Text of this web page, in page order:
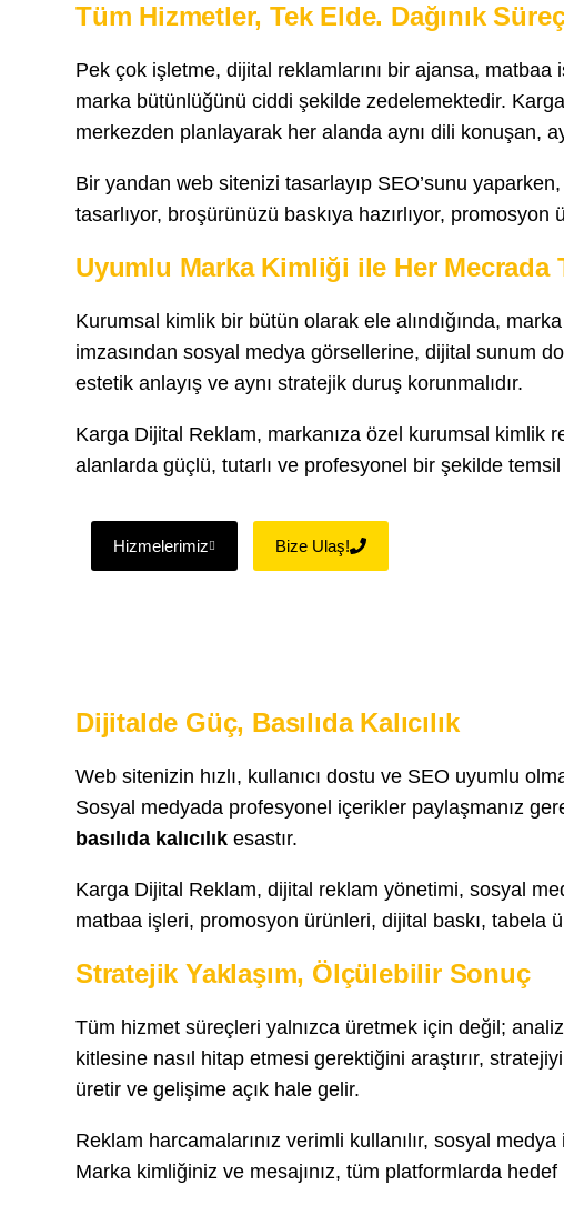
Tüm Hizmetler, Tek Elde. Dağınık
Pek çok işletme, dijital reklamlarını bir ajansa,
marka bütünlüğünü ciddi şekilde zedelemektedir.
merkezden planlayarak her alanda aynı dili konuşan,
Bir yandan web sitenizi tasarlayıp SEO’sunu
tasarlıyor, broşürünüzü baskıya hazırlıyor,
Uyumlu Marka Kimliği ile Her Mecrada
Kurumsal kimlik bir bütün olarak ele alındığında,
imzasından sosyal medya görsellerine, dijital sunum
estetik anlayış ve aynı stratejik duruş korunmalıdır.
Karga Dijital Reklam, markanıza özel kurumsal kimlik
alanlarda güçlü, tutarlı ve profesyonel bir şekilde temsil
Hizmelerimiz Bize Ulaş!
Dijitalde Güç, Basılıda Kalıcılık
Web sitenizin hızlı, kullanıcı dostu ve SEO uyumlu
Sosyal medyada profesyonel içerikler paylaşmanız
basılıda kalıcılık esastır.
Karga Dijital Reklam, dijital reklam yönetimi, sosyal
matbaa işleri, promosyon ürünleri, dijital baskı, tabela
Stratejik Yaklaşım, Ölçülebilir Sonuç
Tüm hizmet süreçleri yalnızca üretmek için değil;
kitlesine nasıl hitap etmesi gerektiğini araştırır,
üretir ve gelişime açık hale gelir.
Reklam harcamalarınız verimli kullanılır, sosyal
Marka kimliğiniz ve mesajınız, tüm platformlarda